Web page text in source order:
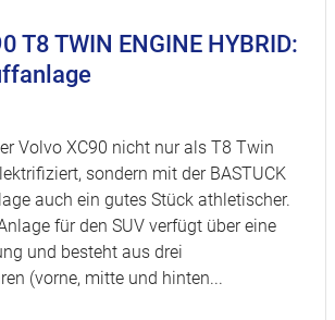
T8 TWIN ENGINE HYBRID:
Volvo XC90 nicht nur als T8 Twin
sondern mit der BASTUCK
auch ein gutes Stück athletischer.
für den SUV verfügt über eine
und besteht aus drei
(vorne, mitte und hinten...